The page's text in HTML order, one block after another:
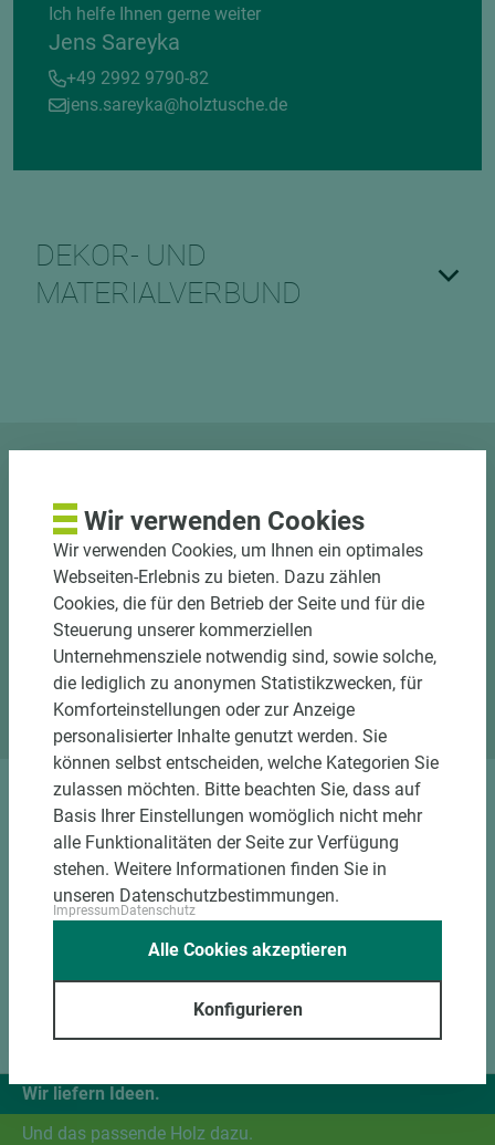
Ich helfe Ihnen gerne weiter
Jens Sareyka
+49 2992 9790-82
jens.sareyka@holztusche.de
DEKOR- UND
MATERIALVERBUND
unserer Ausstellung
Besuchen Sie unsere Ausstellung und nutzen Sie
unser Know-How für Trends, Farben und Räume.
Jetzt Termin vereinbaren
Standort Emsbüren
DOWNLOADS
Wir liefern Ideen.
Und das passende Holz dazu.
Wir verwenden Cookies
Wir verwenden Cookies, um Ihnen ein optimales
Webseiten-Erlebnis zu bieten. Dazu zählen
Cookies, die für den Betrieb der Seite und für die
Steuerung unserer kommerziellen
Unternehmensziele notwendig sind, sowie solche,
die lediglich zu anonymen Statistikzwecken, für
Komforteinstellungen oder zur Anzeige
personalisierter Inhalte genutzt werden. Sie
können selbst entscheiden, welche Kategorien Sie
zulassen möchten. Bitte beachten Sie, dass auf
Basis Ihrer Einstellungen womöglich nicht mehr
alle Funktionalitäten der Seite zur Verfügung
stehen. Weitere Informationen finden Sie in
unseren Datenschutzbestimmungen.
ImpressumDatenschutz
Konfigurieren
Alle Cookies akzeptieren